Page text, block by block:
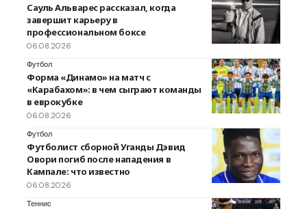
Сауль Альварес рассказал, когда
завершит карьеру в
профессиональном боксе
06.08.2026
Футбол
Форма «Динамо» на матч с
«Карабахом»: в чем сыграют команды
в еврокубке
06.08.2026
Футбол
Футболист сборной Уганды Дэвид
Овори погиб после нападения в
Кампале: что известно
06.08.2026
Теннис